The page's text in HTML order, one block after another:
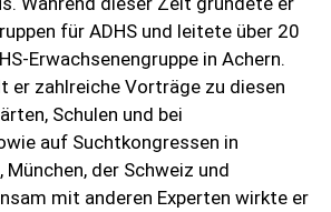
für ADHS und leitete über 20
Erwachsenengruppe in Achern.
er zahlreiche Vorträge zu diesen
Schulen und bei
auf Suchtkongressen in
München, der Schweiz und
mit anderen Experten wirkte er